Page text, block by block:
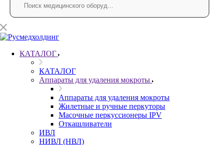
КАТАЛОГ
КАТАЛОГ
Аппараты для удаления мокроты
Аппараты для удаления мокроты
Жилетные и ручные перкуторы
Масочные перкуссионеры IPV
Откашливатели
ИВЛ
НИВЛ (НВЛ)